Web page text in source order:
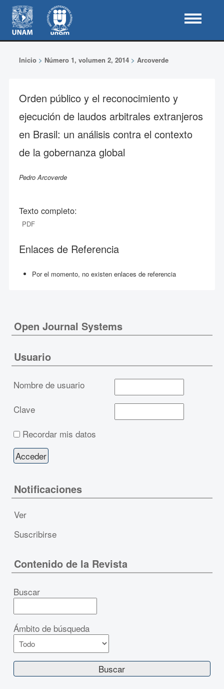
Inicio> Número 1, volumen 2, 2014> Arcoverde
Orden público y el reconocimiento y
ejecución de laudos arbitrales extranjeros
en Brasil: un análisis contra el contexto
de la gobernanza global
Pedro Arcoverde
Texto completo:
PDF
Enlaces de Referencia
Por el momento, no existen enlaces de referencia
Open Journal Systems
Usuario
Nombre de usuario
Clave
Recordar mis datos
Notificaciones
Ver
Suscribirse
Contenido de la Revista
Buscar
Ámbito de búsqueda